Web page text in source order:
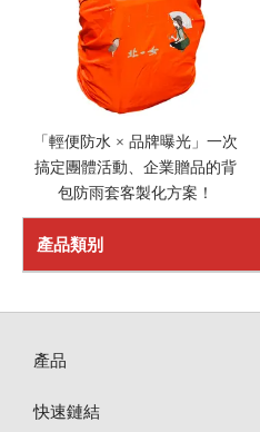
「輕便防水 × 品牌曝光」一次
搞定團體活動、企業贈品的背
包防雨套客製化方案！
產品類别
產品
快速鏈結